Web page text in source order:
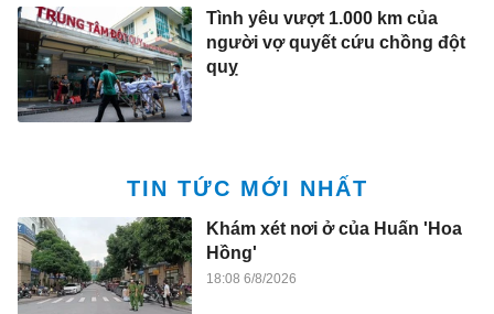
Tình yêu vượt 1.000 km của
người vợ quyết cứu chồng đột
quỵ
TIN TỨC MỚI NHẤT
Khám xét nơi ở của Huấn 'Hoa
Hồng'
18:08 6/8/2026